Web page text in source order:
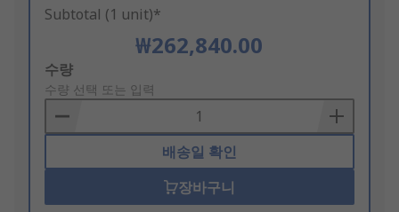
Subtotal (1 unit)*
₩262,840.00
Add
to
Basket
수량
수량 선택 또는 입력
배송일 확인
장바구니